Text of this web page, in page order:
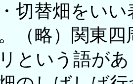
切替畑をい
（略）関東
という語が